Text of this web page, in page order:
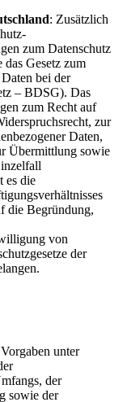
: Zusätzlich
zum Datenschutz
Gesetz zum
bei der
– BDSG). Das
zum Recht auf
zur
Daten,
Übermittlung sowie
es die
die Begründung,
von
der
unter
der
sowie der